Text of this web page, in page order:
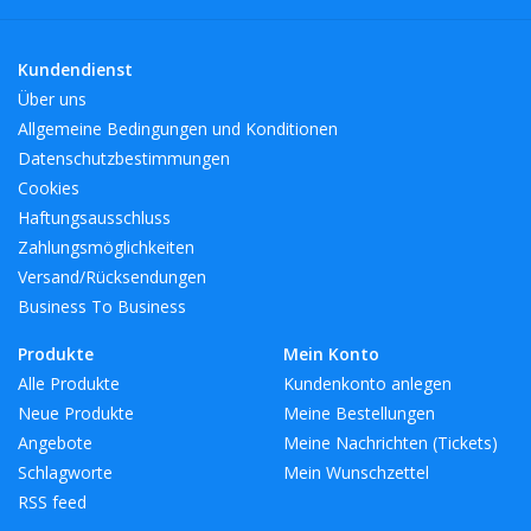
renommierten Hotelketten, die L.S.A.-Produkte für die Welt des
Gastgewerbes auswählen. Eine wunderbare Auswahl an
Produkten für jeden Stil.
BreiteMM: 207
DiameterMM:
HöheMM: 182
LängeMM: 207
Kundendienst
Über uns
Allgemeine Bedingungen und Konditionen
Datenschutzbestimmungen
Cookies
Haftungsausschluss
Zahlungsmöglichkeiten
Versand/Rücksendungen
Business To Business
Produkte
Alle Produkte
Neue Produkte
Angebote
Schlagworte
RSS feed
Mein Konto
Kundenkonto anlegen
Meine Bestellungen
Meine Nachrichten (Tickets)
Mein Wunschzettel